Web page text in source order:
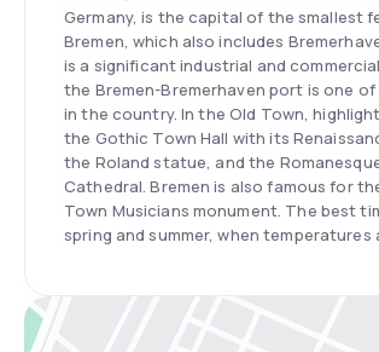
Germany, is the capital of the smallest
Bremen, which also includes
is a significant industrial and
the Bremen-Bremerhaven port is one
in the country. In the Old Town,
the Gothic Town Hall with its
the Roland statue, and the
Cathedral. Bremen is also famous for
Town Musicians monument. The best
spring and summer, when temperatures